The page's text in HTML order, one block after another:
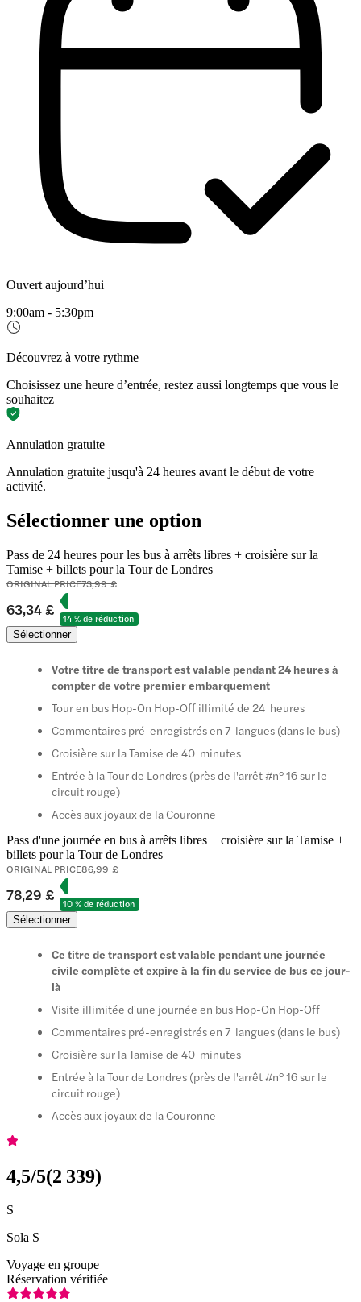
Ouvert aujourd’hui
9:00am - 5:30pm
Découvrez à votre rythme
Choisissez une heure d’entrée, restez aussi longtemps que vous le
souhaitez
Annulation gratuite
Annulation gratuite jusqu'à 24 heures avant le début de votre
activité.
Sélectionner une option
Pass de 24 heures pour les bus à arrêts libres + croisière sur la
Tamise + billets pour la Tour de Londres
ORIGINAL PRICE73,99 £
63,34 £
14 % de réduction
Sélectionner
Votre titre de transport est valable pendant 24 heures à
compter de votre premier embarquement
Tour en bus Hop-On Hop-Off illimité de 24 heures
Commentaires pré-enregistrés en 7 langues (dans le bus)
Croisière sur la Tamise de 40 minutes
Entrée à la Tour de Londres (près de l'arrêt #n° 16 sur le
circuit rouge)
Accès aux joyaux de la Couronne
Pass d'une journée en bus à arrêts libres + croisière sur la Tamise +
billets pour la Tour de Londres
ORIGINAL PRICE86,99 £
78,29 £
10 % de réduction
Sélectionner
Ce titre de transport est valable pendant une journée
civile complète et expire à la fin du service de bus ce jour-
là
Visite illimitée d'une journée en bus Hop-On Hop-Off
Commentaires pré-enregistrés en 7 langues (dans le bus)
Croisière sur la Tamise de 40 minutes
Entrée à la Tour de Londres (près de l'arrêt #n° 16 sur le
circuit rouge)
Accès aux joyaux de la Couronne
4,5/5(2 339)
S
Sola S
Voyage en groupe
Réservation vérifiée